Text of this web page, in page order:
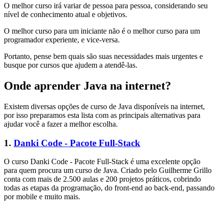
O melhor curso irá variar de pessoa para pessoa, considerando seu
nível de conhecimento atual e objetivos.
O melhor curso para um iniciante não é o melhor curso para um
programador experiente, e vice-versa.
Portanto, pense bem quais são suas necessidades mais urgentes e
busque por cursos que ajudem a atendê-las.
Onde aprender Java na internet?
Existem diversas opções de curso de Java disponíveis na internet,
por isso preparamos esta lista com as principais alternativas para
ajudar você a fazer a melhor escolha.
1. Danki Code - Pacote Full-Stack
O curso Danki Code - Pacote Full-Stack é uma excelente opção
para quem procura um curso de Java. Criado pelo Guilherme Grillo
conta com mais de 2.500 aulas e 200 projetos práticos, cobrindo
todas as etapas da programação, do front-end ao back-end, passando
por mobile e muito mais.